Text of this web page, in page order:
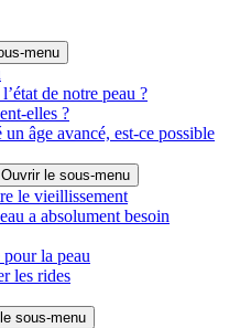
menu
de notre peau ?
elles ?
âge avancé, est-ce possible
Ouvrir le sous-menu
le vieillissement
a absolument besoin
pour la peau
les rides
sous-menu